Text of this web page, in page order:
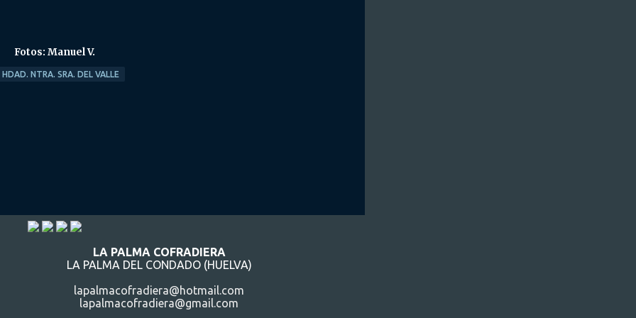
Fotos: Manuel V.
HDAD. NTRA. SRA. DEL VALLE
LA PALMA COFRADIERA
LA PALMA DEL CONDADO (HUELVA)
lapalmacofradiera@hotmail.com
lapalmacofradiera@gmail.com